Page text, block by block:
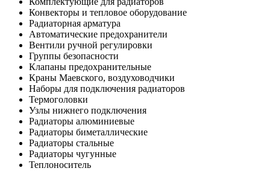
Конвекторы и тепловое оборудование
Радиаторная арматура
Автоматические предохранители
Вентили ручной регулировки
Группы безопасности
Клапаны предохранительные
Краны Маевского, воздуховодчики
Наборы для подключения радиаторов
Термоголовки
Узлы нижнего подключения
Радиаторы алюминиевые
Радиаторы биметаллические
Радиаторы стальные
Радиаторы чугунные
Теплоноситель